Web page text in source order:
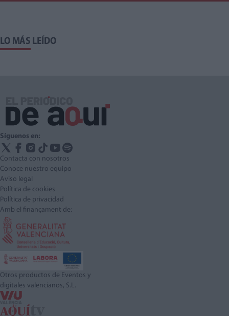
LO MÁS LEÍDO
Síguenos en:
Contacta con nosotros
Conoce nuestro equipo
Aviso legal
Política de cookies
Política de privacidad
Amb el finançament de:
Otros productos de Eventos y
digitales valencianos, S.L.